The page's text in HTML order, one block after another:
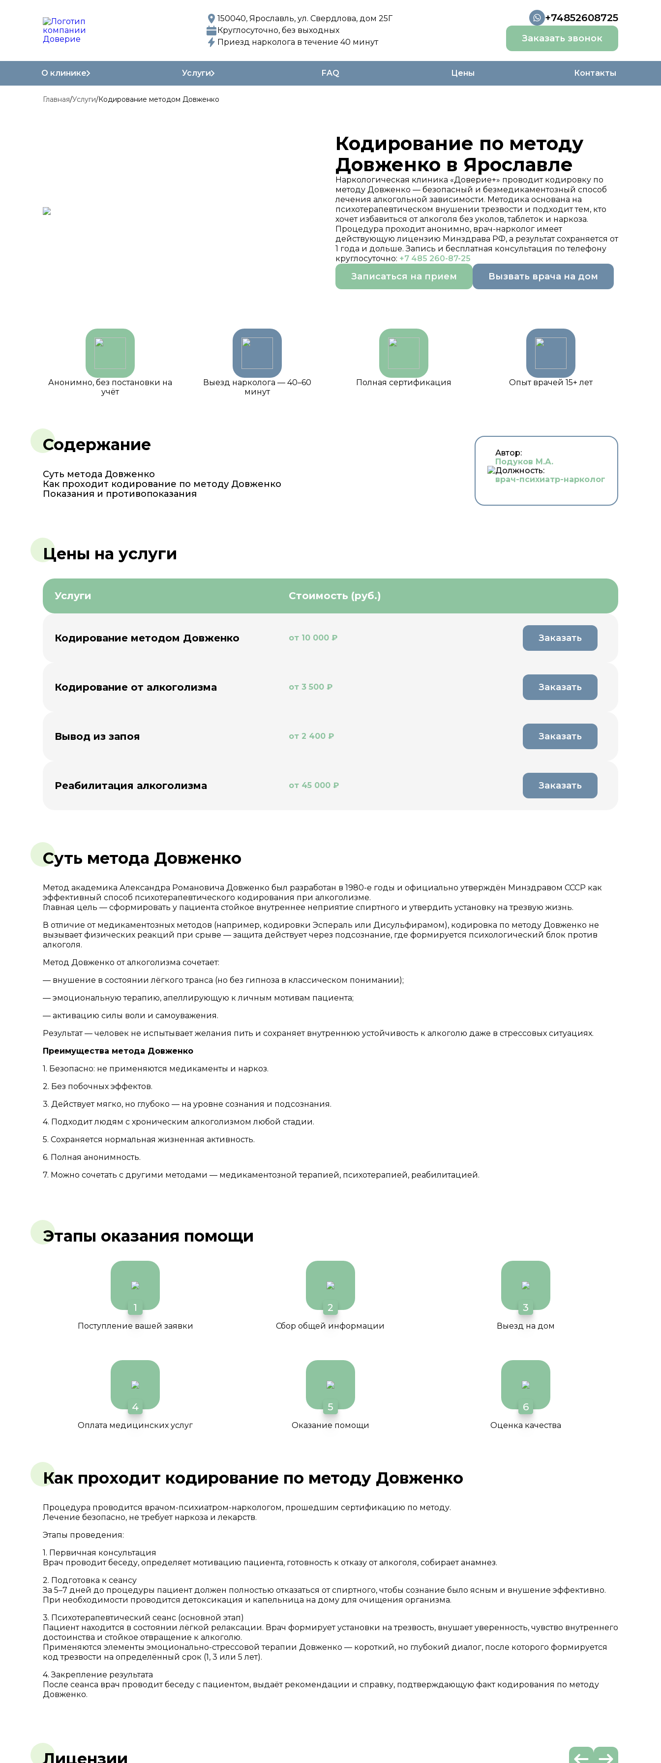
150040, Ярославль, ул. Свердлова, дом 25Г
Круглосуточно, без выходных
Приезд нарколога в течение 40 минут
+74852608725
Заказать звонок
О клинике Услуги FAQ Цены Контакты
Главная/Услуги/Кодирование методом Довженко
Кодирование по методу
Довженко в Ярославле
Наркологическая клиника «Доверие+» проводит кодировку по
методу Довженко — безопасный и безмедикаментозный способ
лечения алкогольной зависимости. Методика основана на
психотерапевтическом внушении трезвости и подходит тем, кто
хочет избавиться от алкоголя без уколов, таблеток и наркоза.
Процедура проходит анонимно, врач-нарколог имеет
действующую лицензию Минздрава РФ, а результат сохраняется от
1 года и дольше. Запись и бесплатная консультация по телефону
круглосуточно: +7 485 260-87-25
Записаться на прием Вызвать врача на дом
Анонимно, без постановки на
учёт
Выезд нарколога — 40–60
минут
Полная сертификация Опыт врачей 15+ лет
Содержание
Суть метода Довженко
Как проходит кодирование по методу Довженко
Показания и противопоказания
Автор:
Подуков М.А.
Должность:
врач-психиатр-нарколог
Цены на услуги
Услуги Стоимость (руб.)
Кодирование методом Довженко от 10 000 ₽ Заказать
Кодирование от алкоголизма от 3 500 ₽ Заказать
Вывод из запоя от 2 400 ₽ Заказать
Реабилитация алкоголизма от 45 000 ₽ Заказать
Суть метода Довженко
Метод академика Александра Романовича Довженко был разработан в 1980-е годы и официально утверждён Минздравом СССР как
эффективный способ психотерапевтического кодирования при алкоголизме.
Главная цель — сформировать у пациента стойкое внутреннее неприятие спиртного и утвердить установку на трезвую жизнь.
В отличие от медикаментозных методов (например, кодировки Эспераль или Дисульфирамом), кодировка по методу Довженко не
вызывает физических реакций при срыве — защита действует через подсознание, где формируется психологический блок против
алкоголя.
Метод Довженко от алкоголизма сочетает:
— внушение в состоянии лёгкого транса (но без гипноза в классическом понимании);
— эмоциональную терапию, апеллирующую к личным мотивам пациента;
— активацию силы воли и самоуважения.
Результат — человек не испытывает желания пить и сохраняет внутреннюю устойчивость к алкоголю даже в стрессовых ситуациях.
Преимущества метода Довженко
1. Безопасно: не применяются медикаменты и наркоз.
2. Без побочных эффектов.
3. Действует мягко, но глубоко — на уровне сознания и подсознания.
4. Подходит людям с хроническим алкоголизмом любой стадии.
5. Сохраняется нормальная жизненная активность.
6. Полная анонимность.
7. Можно сочетать с другими методами — медикаментозной терапией, психотерапией, реабилитацией.
Этапы оказания помощи
1
Поступление вашей заявки
2
Сбор общей информации
3
Выезд на дом
4
Оплата медицинских услуг
5
Оказание помощи
6
Оценка качества
Как проходит кодирование по методу Довженко
Процедура проводится врачом-психиатром-наркологом, прошедшим сертификацию по методу.
Лечение безопасно, не требует наркоза и лекарств.
Этапы проведения:
1. Первичная консультация
Врач проводит беседу, определяет мотивацию пациента, готовность к отказу от алкоголя, собирает анамнез.
2. Подготовка к сеансу
За 5–7 дней до процедуры пациент должен полностью отказаться от спиртного, чтобы сознание было ясным и внушение эффективно.
При необходимости проводится детоксикация и капельница на дому для очищения организма.
3. Психотерапевтический сеанс (основной этап)
Пациент находится в состоянии лёгкой релаксации. Врач формирует установки на трезвость, внушает уверенность, чувство внутреннего
достоинства и стойкое отвращение к алкоголю.
Применяются элементы эмоционально-стрессовой терапии Довженко — короткий, но глубокий диалог, после которого формируется
код трезвости на определённый срок (1, 3 или 5 лет).
4. Закрепление результата
После сеанса врач проводит беседу с пациентом, выдаёт рекомендации и справку, подтверждающую факт кодирования по методу
Довженко.
Лицензии